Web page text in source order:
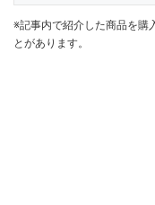
※記事内で紹介した商品を購
とがあります。